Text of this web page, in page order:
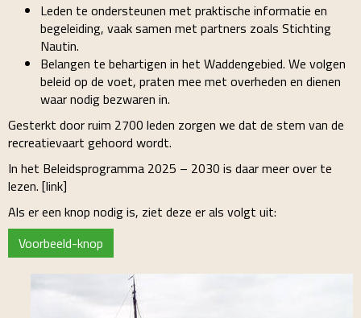
Leden te ondersteunen met praktische informatie en
begeleiding, vaak samen met partners zoals Stichting
Nautin.
Belangen te behartigen in het Waddengebied. We volgen
beleid op de voet, praten mee met overheden en dienen
waar nodig bezwaren in.
Gesterkt door ruim 2700 leden zorgen we dat de stem van de
recreatievaart gehoord wordt.
In het Beleidsprogramma 2025 – 2030 is daar meer over te
lezen. [link]
Als er een knop nodig is, ziet deze er als volgt uit:
Voorbeeld-knop